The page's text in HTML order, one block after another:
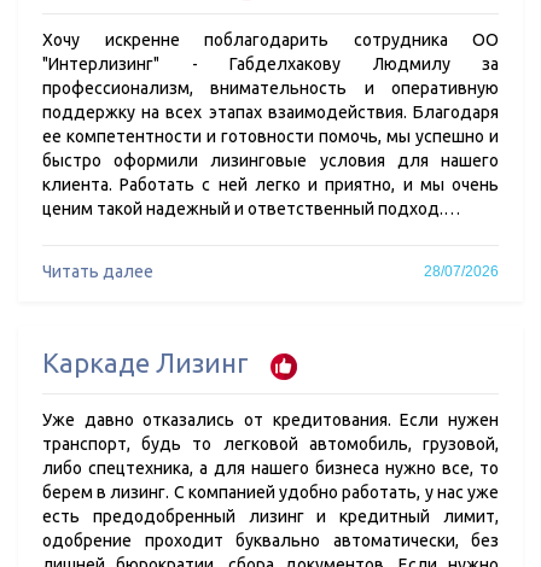
Хочу искренне поблагодарить сотрудника ОО
"Интерлизинг" - Габделхакову Людмилу за
профессионализм, внимательность и оперативную
поддержку на всех этапах взаимодействия. Благодаря
ее компетентности и готовности помочь, мы успешно и
быстро оформили лизинговые условия для нашего
клиента. Работать с ней легко и приятно, и мы очень
ценим такой надежный и ответственный подход.…
Читать далее 28/07/2026
Каркаде Лизинг
Уже давно отказались от кредитования. Если нужен
транспорт, будь то легковой автомобиль, грузовой,
либо спецтехника, а для нашего бизнеса нужно все, то
берем в лизинг. С компанией удобно работать, у нас уже
есть предодобренный лизинг и кредитный лимит,
одобрение проходит буквально автоматически, без